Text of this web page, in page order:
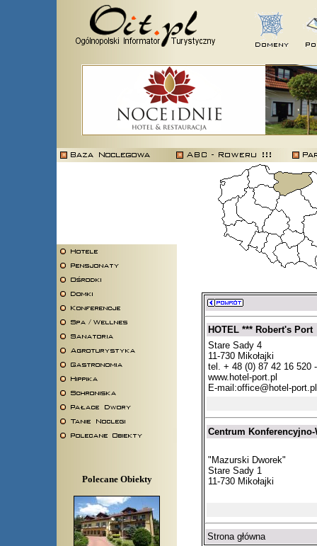
Polecane Obiekty
HOTEL *** Robert's Port
Stare Sady 4
11-730 Mikołajki
tel. + 48 (0) 87 42 16 520
www.hotel-port.pl
E-mail:office@hotel-port.pl
Centrum
"Mazurski Dworek"
Stare Sady 1
11-730 Mikołajki
Strona główna